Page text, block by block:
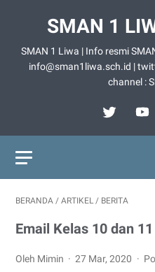
SMAN 1
SMAN 1 Liwa | Info resmi
info@sman1liwa.sch.id |
channel :
BERANDA / ARTIKEL / BERITA
Email Kelas 10 dan 11
Oleh Mimin 27 Mar, 2020